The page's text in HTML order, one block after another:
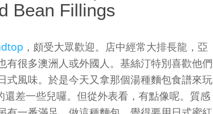
Bean Fillings
，頗受大眾歡迎。店中經常大排長龍，亞
有很多澳洲人或外國人。基絲汀特別喜歡他們
式風味。於是今天又拿那個湯種麵包食譜來玩
差一些兒囉。但從外表看，有點像呢。質感